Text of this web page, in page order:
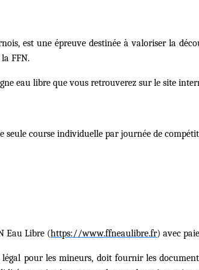
est une épreuve destinée à valoriser la
FFN.
eau libre que vous retrouverez sur le site
seule course individuelle par journée de
Eau Libre (https://www.ffneaulibre.fr) avec
pour les mineurs, doit fournir les